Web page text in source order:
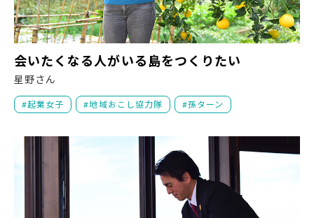
会いたくなる人がいる島をつくりたい
星野さん
起業女子 地域おこし協力隊 孫ターン